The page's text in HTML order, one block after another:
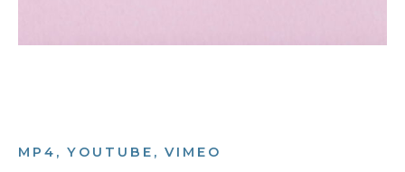
MP4, YOUTUBE, VIMEO